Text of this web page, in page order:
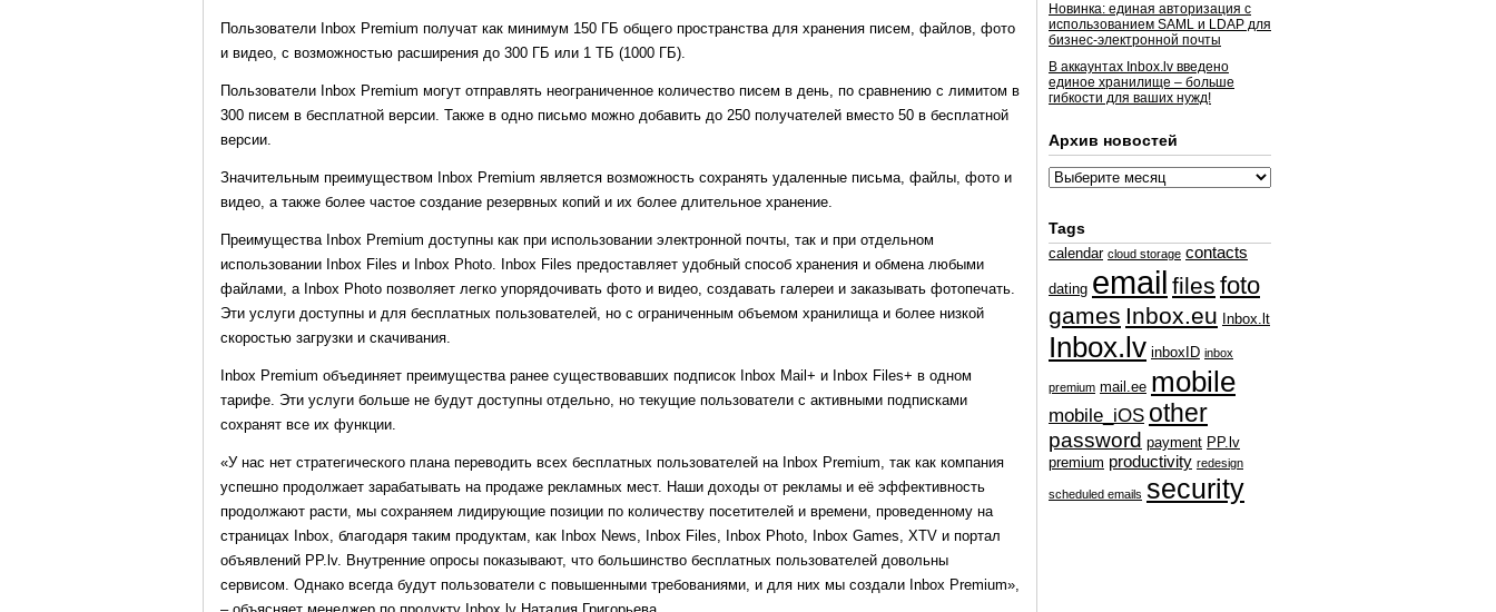
Пользователи Inbox Premium получат как минимум 150 ГБ общего пространства для хранения писем, файлов, фото
и видео, с возможностью расширения до 300 ГБ или 1 ТБ (1000 ГБ).
Пользователи Inbox Premium могут отправлять неограниченное количество писем в день, по сравнению с лимитом в
300 писем в бесплатной версии. Также в одно письмо можно добавить до 250 получателей вместо 50 в бесплатной
версии.
Значительным преимуществом Inbox Premium является возможность сохранять удаленные письма, файлы, фото и
видео, а также более частое создание резервных копий и их более длительное хранение.
Преимущества Inbox Premium доступны как при использовании электронной почты, так и при отдельном
использовании Inbox Files и Inbox Photo. Inbox Files предоставляет удобный способ хранения и обмена любыми
файлами, а Inbox Photo позволяет легко упорядочивать фото и видео, создавать галереи и заказывать фотопечать.
Эти услуги доступны и для бесплатных пользователей, но с ограниченным объемом хранилища и более низкой
скоростью загрузки и скачивания.
Inbox Premium объединяет преимущества ранее существовавших подписок Inbox Mail+ и Inbox Files+ в одном
тарифе. Эти услуги больше не будут доступны отдельно, но текущие пользователи с активными подписками
сохранят все их функции.
«У нас нет стратегического плана переводить всех бесплатных пользователей на Inbox Premium, так как компания
успешно продолжает зарабатывать на продаже рекламных мест. Наши доходы от рекламы и её эффективность
продолжают расти, мы сохраняем лидирующие позиции по количеству посетителей и времени, проведенному на
страницах Inbox, благодаря таким продуктам, как Inbox News, Inbox Files, Inbox Photo, Inbox Games, XTV и портал
объявлений PP.lv. Внутренние опросы показывают, что большинство бесплатных пользователей довольны
сервисом. Однако всегда будут пользователи с повышенными требованиями, и для них мы создали Inbox Premium»,
Новинка: единая авторизация с
использованием SAML и LDAP для
бизнес-электронной почты
В аккаунтах Inbox.lv введено
единое хранилище – больше
гибкости для ваших нужд!
Архив новостей
Tags
calendar cloud storage contacts
dating email files foto
games Inbox.eu Inbox.lt
Inbox.lv inboxID inbox
premium mail.ee mobile
mobile_iOS other
password payment PP.lv
premium productivity redesign
scheduled emails security